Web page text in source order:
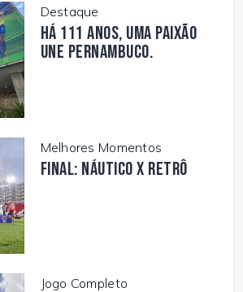
Destaque
Há 111 anos, uma paixão
une Pernambuco.
Melhores Momentos
FINAL: NÁUTICO X RETRÔ
Jogo Completo